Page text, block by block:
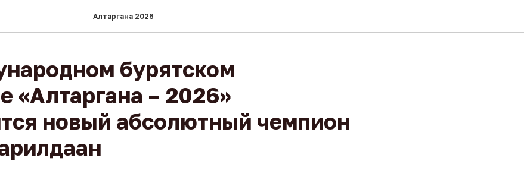
Алтаргана 2026
бурятском
«Алтаргана – 2026»
новый абсолютный чемпион